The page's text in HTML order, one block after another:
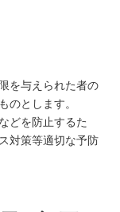
を与えられた者の
とします。
どを防止するた
対策等適切な予防